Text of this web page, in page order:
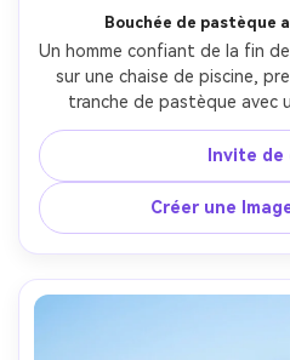
Bouchée de pastèque
Un homme confiant de la fin
sur une chaise de piscine,
tranche de pastèque avec
portant une chemise de lin
de bain, des reflets du soleil
l'eau de piscine turquoise
50mm f/1.8, portrait de gros
champ peu profonde, points
photoréalistes, tons estivaux
vie haut de
Invite de
Créer une